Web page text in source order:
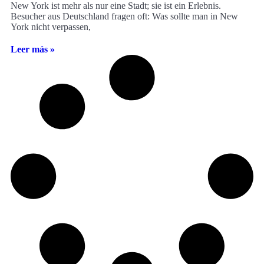
New York ist mehr als nur eine Stadt; sie ist ein Erlebnis.
Besucher aus Deutschland fragen oft: Was sollte man in New
York nicht verpassen,
Leer más »